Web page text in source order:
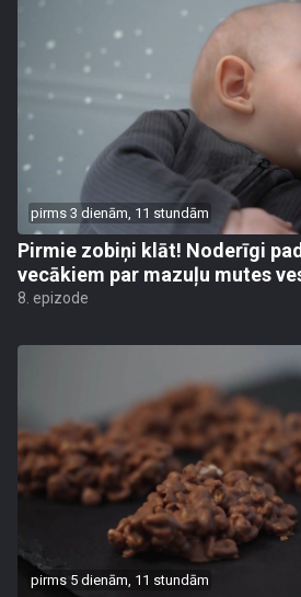
pirms 3 dienām, 11 stundām
Pirmie zobiņi klāt! Noderīgi
vecākiem par mazuļu mutes
8. epizode
pirms 5 dienām, 11 stundām